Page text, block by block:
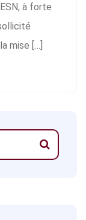
à forte
mise […]